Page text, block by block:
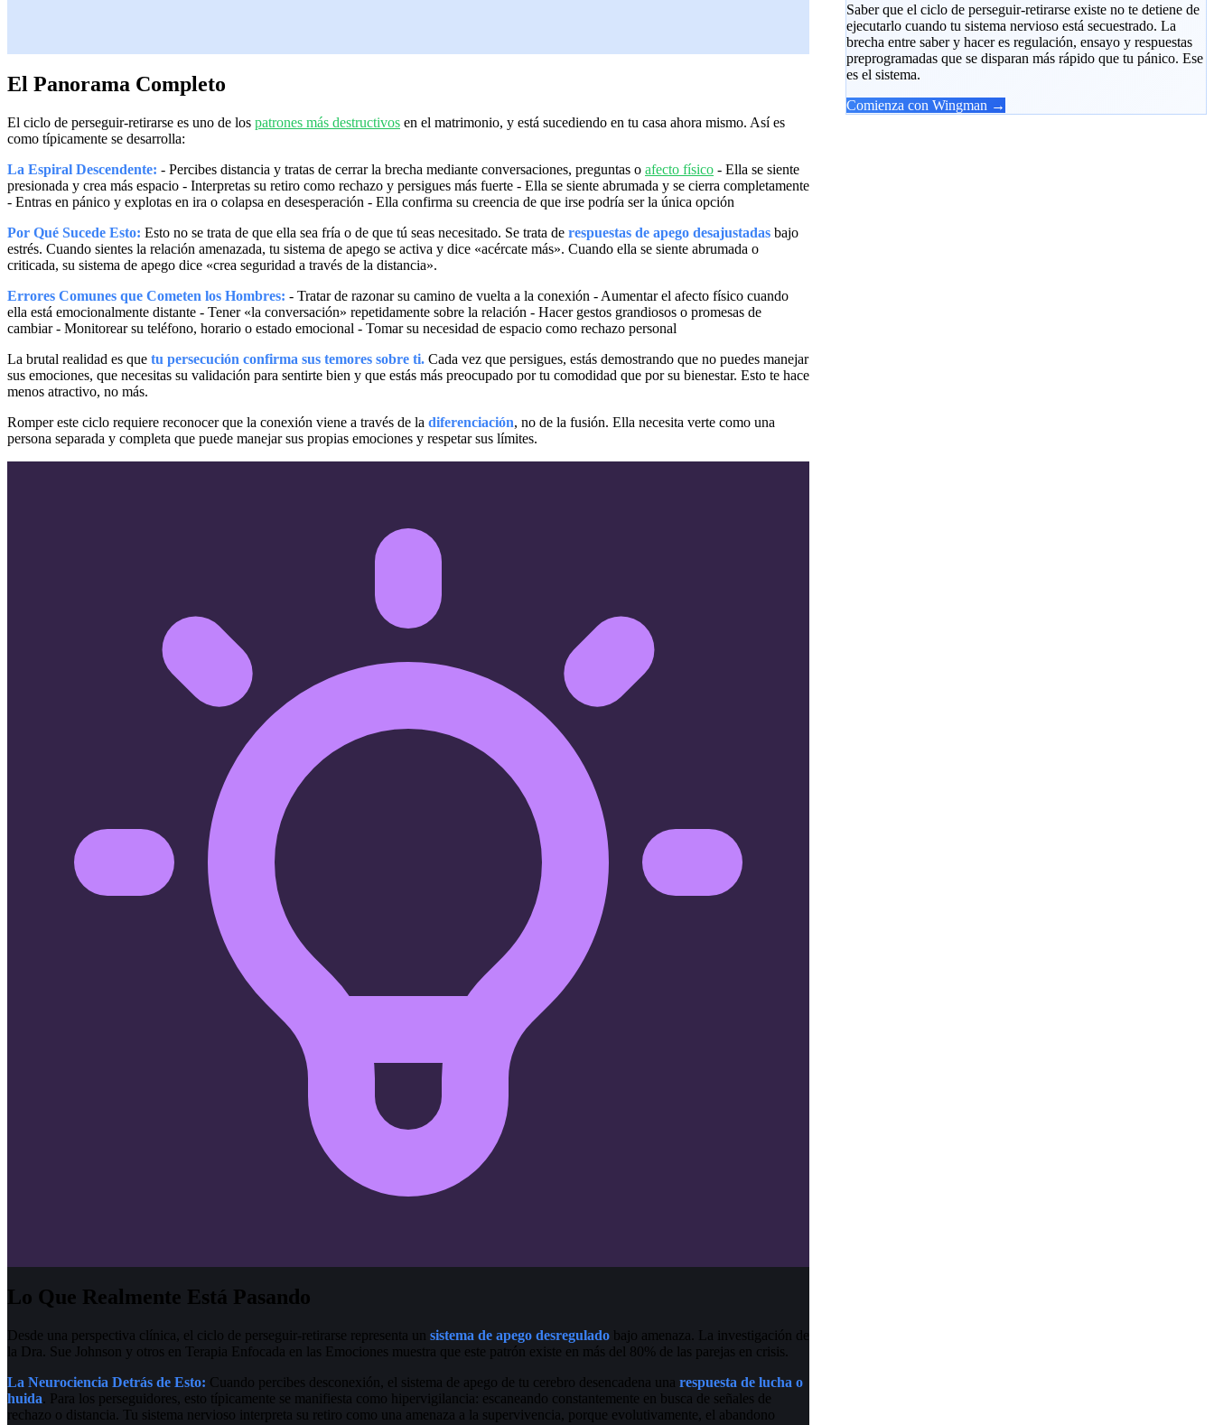
El Panorama Completo
El ciclo de perseguir-retirarse es uno de los patrones más destructivos en el matrimonio, y está sucediendo en tu casa ahora mismo. Así es
como típicamente se desarrolla:
La Espiral Descendente: - Percibes distancia y tratas de cerrar la brecha mediante conversaciones, preguntas o afecto físico - Ella se siente
presionada y crea más espacio - Interpretas su retiro como rechazo y persigues más fuerte - Ella se siente abrumada y se cierra completamente
- Entras en pánico y explotas en ira o colapsa en desesperación - Ella confirma su creencia de que irse podría ser la única opción
Por Qué Sucede Esto: Esto no se trata de que ella sea fría o de que tú seas necesitado. Se trata de respuestas de apego desajustadas bajo
estrés. Cuando sientes la relación amenazada, tu sistema de apego se activa y dice «acércate más». Cuando ella se siente abrumada o
criticada, su sistema de apego dice «crea seguridad a través de la distancia».
Errores Comunes que Cometen los Hombres: - Tratar de razonar su camino de vuelta a la conexión - Aumentar el afecto físico cuando
ella está emocionalmente distante - Tener «la conversación» repetidamente sobre la relación - Hacer gestos grandiosos o promesas de
cambiar - Monitorear su teléfono, horario o estado emocional - Tomar su necesidad de espacio como rechazo personal
La brutal realidad es que tu persecución confirma sus temores sobre ti. Cada vez que persigues, estás demostrando que no puedes manejar
sus emociones, que necesitas su validación para sentirte bien y que estás más preocupado por tu comodidad que por su bienestar. Esto te hace
menos atractivo, no más.
Romper este ciclo requiere reconocer que la conexión viene a través de la diferenciación, no de la fusión. Ella necesita verte como una
persona separada y completa que puede manejar sus propias emociones y respetar sus límites.
Lo Que Realmente Está Pasando
Desde una perspectiva clínica, el ciclo de perseguir-retirarse representa un sistema de apego desregulado bajo amenaza. La investigación de
la Dra. Sue Johnson y otros en Terapia Enfocada en las Emociones muestra que este patrón existe en más del 80% de las parejas en crisis.
La Neurociencia Detrás de Esto: Cuando percibes desconexión, el sistema de apego de tu cerebro desencadena una respuesta de lucha o
huida . Para los perseguidores, esto típicamente se manifiesta como hipervigilancia: escaneando constantemente en busca de señales de
rechazo o distancia. Tu sistema nervioso interpreta su retiro como una amenaza a la supervivencia, porque evolutivamente, el abandono
Saber que el ciclo de perseguir-retirarse existe no te detiene de
ejecutarlo cuando tu sistema nervioso está secuestrado. La
brecha entre saber y hacer es regulación, ensayo y respuestas
preprogramadas que se disparan más rápido que tu pánico. Ese
es el sistema.
Comienza con Wingman →